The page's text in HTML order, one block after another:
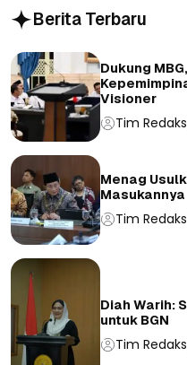
Berita Terbaru
Dukung
Visioner
Tim
Menag
Masukannya
Tim
Diah Warih:
untuk BGN
Tim